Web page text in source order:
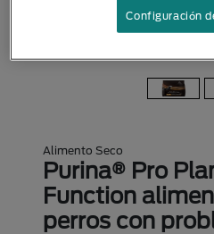
Alimento Seco
Purina® Pro
Function
perros con
Configuración